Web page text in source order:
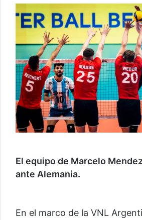
El equipo de Marcelo
ante Alemania.
En el marco de la VNL